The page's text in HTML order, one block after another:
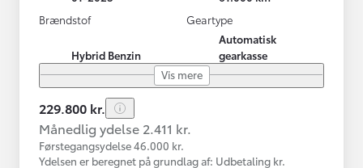
Brændstof
Hybrid Benzin
Geartype
Automatisk
gearkasse
Vis mere
229.800 kr.
Månedlig ydelse 2.411 kr.
Førstegangsydelse 46.000 kr.
Ydelsen er beregnet på grundlag af: Udbetaling kr.